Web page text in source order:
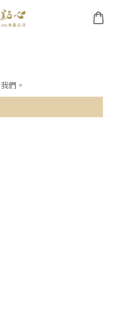
們。